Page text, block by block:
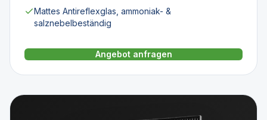
Mattes Antireflexglas, ammoniak- &
salznebelbeständig
Angebot anfragen